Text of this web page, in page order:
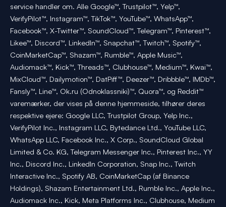
service handler om. Alle Google™, Trustpilot™, Yelp™,
VerifyPilot™, Instagram™, TikTok™, YouTube™, WhatsApp™,
Facebook™, X-Twitter™, SoundCloud™, Telegram™, Pinterest™,
Likee™, Discord™, LinkedIn™, Snapchat™, Twitch™, Spotify™,
CoinMarketCap™, Shazam™, Rumble™, Apple Music™,
Audiomack™, Kick™, Threads™, Clubhouse™, Medium™, Kwai™,
MixCloud™, Dailymotion™, DatPiff™, Deezer™, Dribbble™, IMDb™,
Fansly™, Line™, Ok.ru (Odnoklassniki)™, Quora™, og Reddit™
varemærker, der vises på denne hjemmeside, tilhører deres
respektive ejere: Google LLC, Trustpilot Group, Yelp Inc.,
VerifyPilot Inc., Instagram LLC, Bytedance Ltd., YouTube LLC,
WhatsApp LLC, Facebook Inc., X Corp., SoundCloud Global
Limited & Co. KG, Telegram Messenger Inc., Pinterest Inc., YY
Inc., Discord Inc., LinkedIn Corporation, Snap Inc., Twitch
Interactive Inc., Spotify AB, CoinMarketCap (af Binance
Holdings), Shazam Entertainment Ltd., Rumble Inc., Apple Inc.,
Audiomack Inc., Kick, Meta Platforms Inc., Clubhouse, Medium